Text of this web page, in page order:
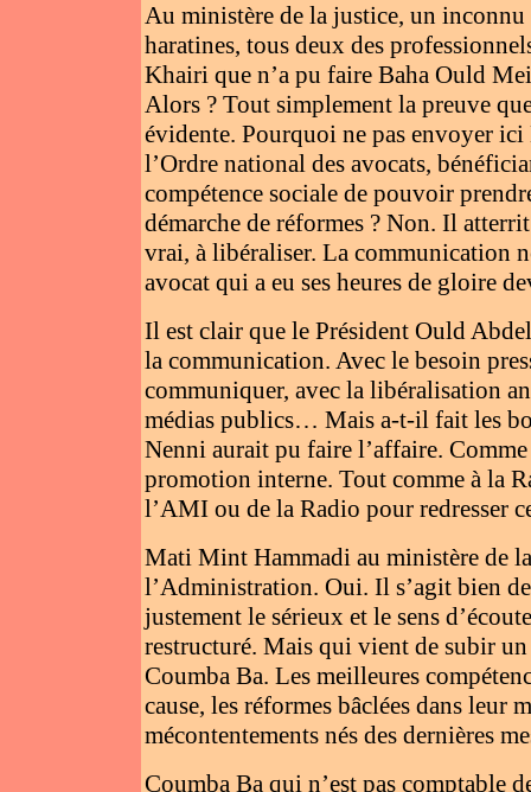
Au ministère de la justice, un
haratines, tous deux des
Khairi que n’a pu faire Baha Ould
Alors ? Tout simplement la preuve
évidente. Pourquoi ne pas envoyer
l’Ordre national des avocats,
compétence sociale de pouvoir
démarche de réformes ? Non. Il
vrai, à libéraliser. La communication
avocat qui a eu ses heures de gloire
Il est clair que le Président Ould
la communication. Avec le besoin
communiquer, avec la libéralisation
médias publics… Mais a-t-il fait les
Nenni aurait pu faire l’affaire.
promotion interne. Tout comme à la
l’AMI ou de la Radio pour redresser
Mati Mint Hammadi au ministère de
l’Administration. Oui. Il s’agit bien
justement le sérieux et le sens
restructuré. Mais qui vient de subir
Coumba Ba. Les meilleures
cause, les réformes bâclées dans leur
mécontentements nés des dernières
Coumba Ba qui n’est pas comptable